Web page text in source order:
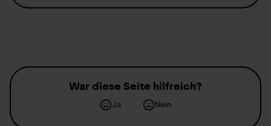
War diese Seite hilfreich?
Ja Nein